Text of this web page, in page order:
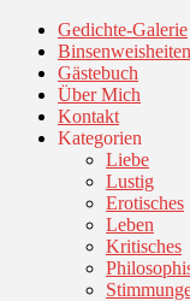
Gedichte-Galerie
Binsenweisheiten
Gästebuch
Über Mich
Kontakt
Kategorien
Liebe
Lustig
Erotisches
Leben
Kritisches